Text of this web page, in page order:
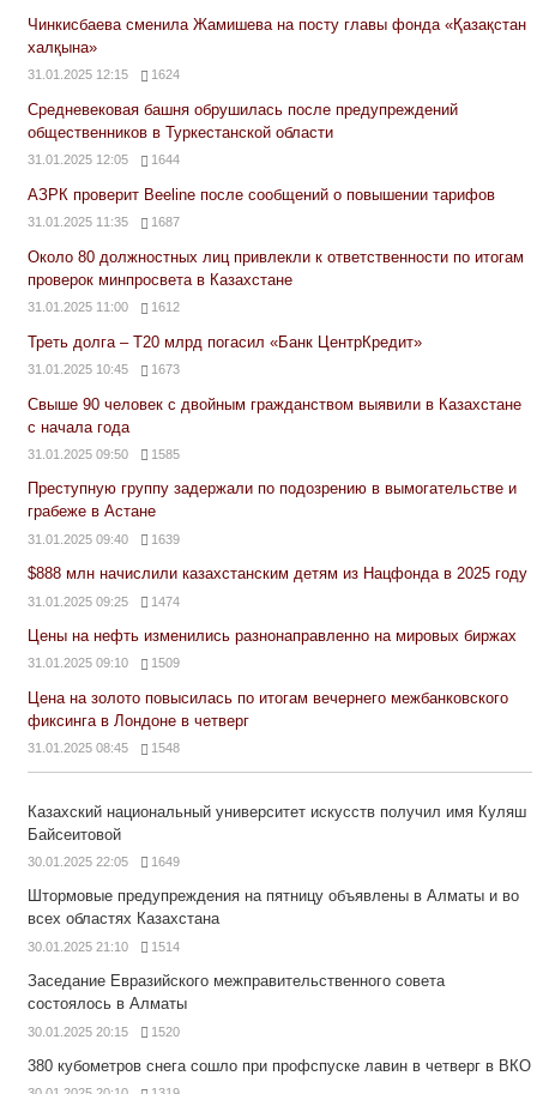
Чинкисбаева сменила Жамишева на посту главы фонда «Қазақстан
халқына»
31.01.2025 12:15 1624
Средневековая башня обрушилась после предупреждений
общественников в Туркестанской области
31.01.2025 12:05 1644
АЗРК проверит Beeline после сообщений о повышении тарифов
31.01.2025 11:35 1687
Около 80 должностных лиц привлекли к ответственности по итогам
проверок минпросвета в Казахстане
31.01.2025 11:00 1612
Треть долга – Т20 млрд погасил «Банк ЦентрКредит»
31.01.2025 10:45 1673
Свыше 90 человек с двойным гражданством выявили в Казахстане
с начала года
31.01.2025 09:50 1585
Преступную группу задержали по подозрению в вымогательстве и
грабеже в Астане
31.01.2025 09:40 1639
$888 млн начислили казахстанским детям из Нацфонда в 2025 году
31.01.2025 09:25 1474
Цены на нефть изменились разнонаправленно на мировых биржах
31.01.2025 09:10 1509
Цена на золото повысилась по итогам вечернего межбанковского
фиксинга в Лондоне в четверг
31.01.2025 08:45 1548
Казахский национальный университет искусств получил имя Куляш
Байсеитовой
30.01.2025 22:05 1649
Штормовые предупреждения на пятницу объявлены в Алматы и во
всех областях Казахстана
30.01.2025 21:10 1514
Заседание Евразийского межправительственного совета
состоялось в Алматы
30.01.2025 20:15 1520
380 кубометров снега сошло при профспуске лавин в четверг в ВКО